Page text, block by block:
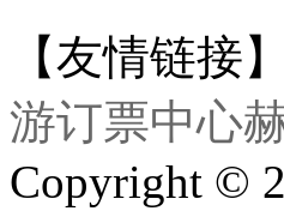
【友情链接】
游订票中心
Copyright ©